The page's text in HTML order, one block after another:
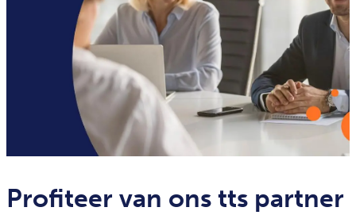
Profiteer van ons tts partner